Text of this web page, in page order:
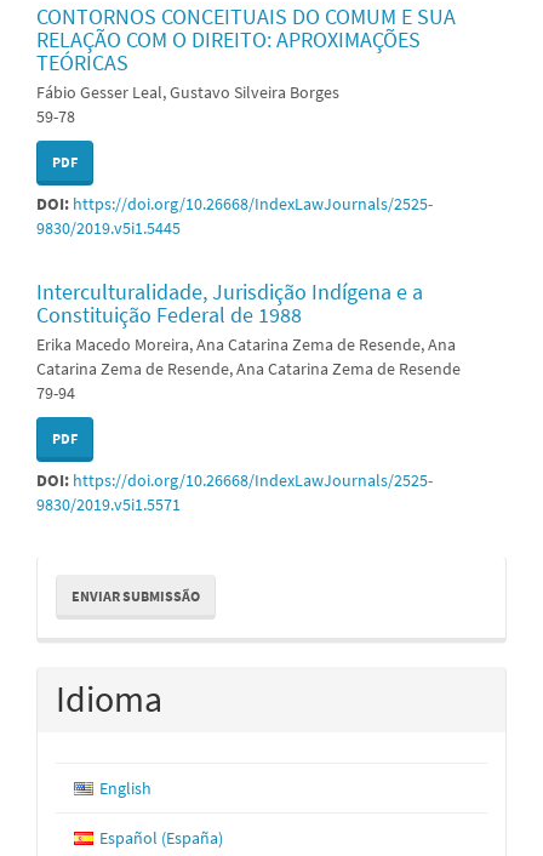
CONTORNOS CONCEITUAIS DO COMUM E SUA
RELAÇÃO COM O DIREITO: APROXIMAÇÕES
TEÓRICAS
Fábio Gesser Leal, Gustavo Silveira Borges
59-78
PDF
DOI: https://doi.org/10.26668/IndexLawJournals/2525-
9830/2019.v5i1.5445
Interculturalidade, Jurisdição Indígena e a
Constituição Federal de 1988
Erika Macedo Moreira, Ana Catarina Zema de Resende, Ana
Catarina Zema de Resende, Ana Catarina Zema de Resende
79-94
PDF
DOI: https://doi.org/10.26668/IndexLawJournals/2525-
9830/2019.v5i1.5571
Enviar
Submissão
ENVIAR SUBMISSÃO
Idioma
English
Español (España)